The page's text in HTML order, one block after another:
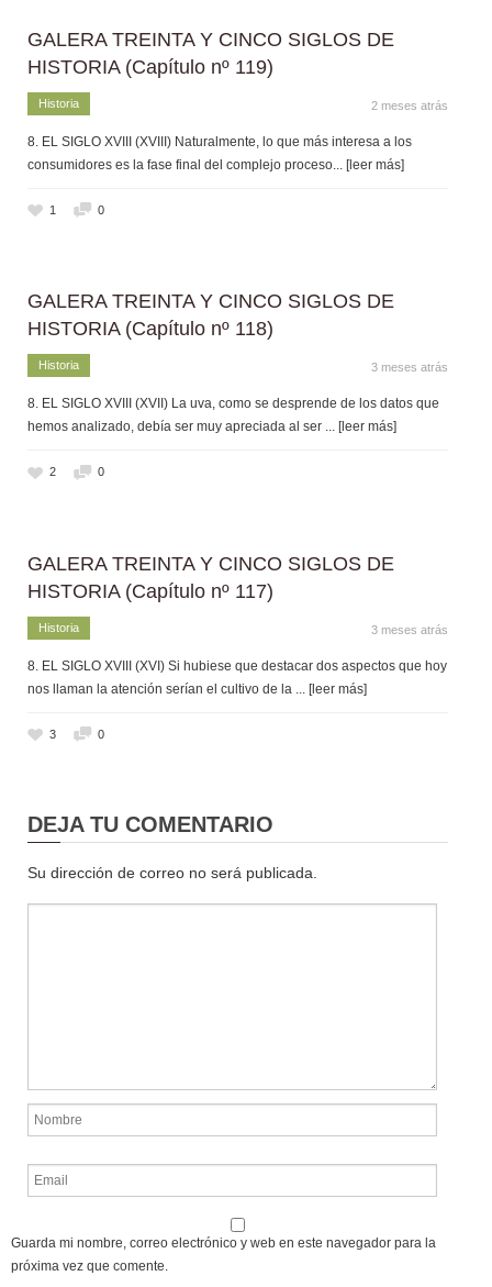
GALERA TREINTA Y CINCO SIGLOS DE
HISTORIA (Capítulo nº 119)
Historia 2 meses atrás
8. EL SIGLO XVIII (XVIII) Naturalmente, lo que más interesa a los
consumidores es la fase final del complejo proceso... [leer más]
1 0
GALERA TREINTA Y CINCO SIGLOS DE
HISTORIA (Capítulo nº 118)
Historia 3 meses atrás
8. EL SIGLO XVIII (XVII) La uva, como se desprende de los datos que
hemos analizado, debía ser muy apreciada al ser ... [leer más]
2 0
GALERA TREINTA Y CINCO SIGLOS DE
HISTORIA (Capítulo nº 117)
Historia 3 meses atrás
8. EL SIGLO XVIII (XVI) Si hubiese que destacar dos aspectos que hoy
nos llaman la atención serían el cultivo de la
... [leer más]
3 0
DEJA TU COMENTARIO
Su dirección de correo no será publicada.
Guarda mi nombre, correo electrónico y web en este navegador para la
próxima vez que comente.